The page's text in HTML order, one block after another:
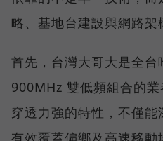
略、基地台建設與網路架
首先，台灣大哥大是全台
900MHz 雙低頻組合的業
穿透力強的特性，不僅
有效覆蓋偏鄉及高速移